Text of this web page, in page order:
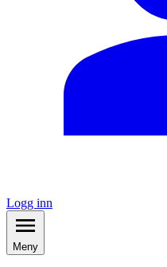
Logg inn
Meny